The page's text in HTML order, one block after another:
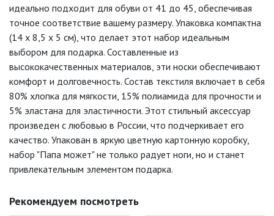
идеально подходит для обуви от 41 до 45, обеспечивая
точное соответствие вашему размеру. Упаковка компактна
(14 х 8,5 х 5 см), что делает этот набор идеальным
выбором для подарка. Составленные из
высококачественных материалов, эти носки обеспечивают
комфорт и долговечность. Состав текстиля включает в себя
80% хлопка для мягкости, 15% полиамида для прочности и
5% эластана для эластичности. Этот стильный аксессуар
произведен с любовью в России, что подчеркивает его
качество. Упакован в яркую цветную картонную коробку,
набор "Папа может" не только радует ноги, но и станет
привлекательным элементом подарка.
Рекомендуем посмотреть